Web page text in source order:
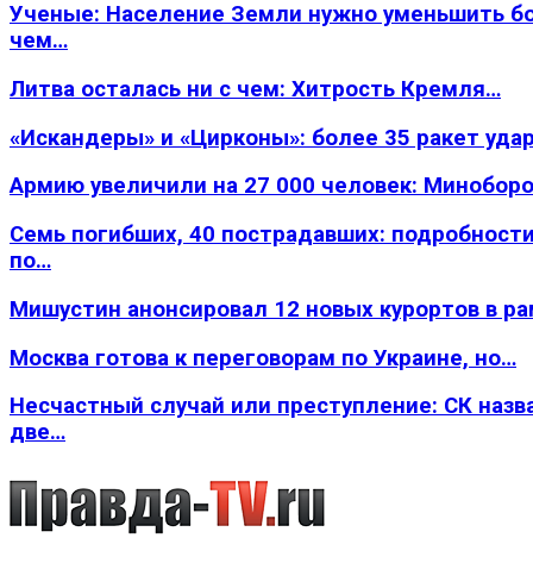
Ученые: Население Земли нужно уменьшить
чем…
Литва осталась ни с чем: Хитрость Кремля…
«Искандеры» и «Цирконы»: более 35 ракет
Армию увеличили на 27 000 человек:
Семь погибших, 40 пострадавших:
по…
Мишустин анонсировал 12 новых курортов в
Москва готова к переговорам по Украине, но…
Несчастный случай или преступление: СК
две…